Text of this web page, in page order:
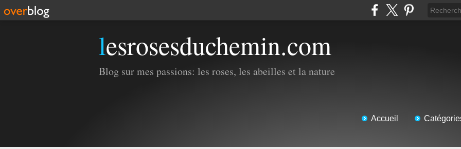
lesrosesduchemin.com
Blog sur mes passions: les roses, les abeilles et la nature
Accueil